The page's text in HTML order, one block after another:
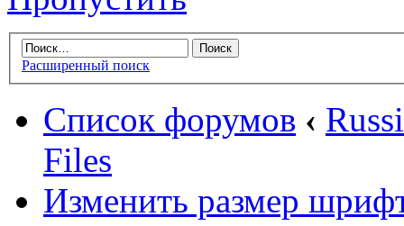
Расширенный поиск
Список форумов ‹
Files
Изменить размер